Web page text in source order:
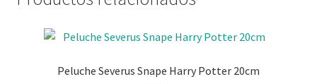
Peluche Severus Snape Harry Potter 20cm